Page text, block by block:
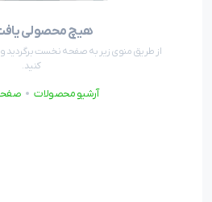
هیچ محصولی
از طریق منوی زیر به صفحه نخست برگردید و
کنید.
آرشیو محصولات